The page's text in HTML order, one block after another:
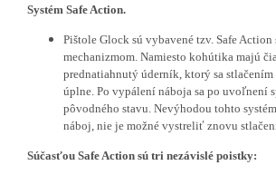
Systém Safe Action.
Pištole Glock sú vybavené tzv. Safe Action
mechanizmom. Namiesto kohútika majú
prednatiahnutý úderník, ktorý sa stlačením
úplne. Po vypálení náboja sa po uvoľnení
pôvodného stavu. Nevýhodou tohto
náboj, nie je možné vystreliť znovu
Súčasťou Safe Action sú tri nezávislé poistky: